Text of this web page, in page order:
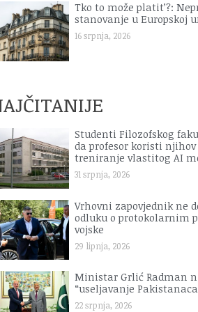
Tko to može platit’?:
stanovanje u Europskoj
16 srpnja, 2026
Studenti Filozofskog
da profesor koristi njihov
treniranje vlastitog AI
31 srpnja, 2026
Vrhovni zapovjednik ne
odluku o protokolarnim
vojske
29 lipnja, 2026
Ministar Grlić Radman
“useljavanje
22 srpnja, 2026